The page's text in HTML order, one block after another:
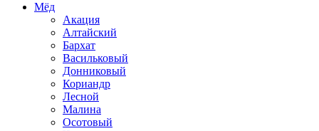
Мёд
Акация
Алтайский
Бархат
Васильковый
Донниковый
Кориандр
Лесной
Малина
Осотовый